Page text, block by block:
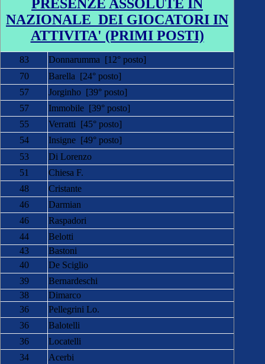
PRESENZE ASSOLUTE IN
NAZIONALE DEI GIOCATORI IN
ATTIVITA' (PRIMI POSTI)
83
Donnarumma [12° posto]
70
Barella [24° posto]
57
Jorginho [39° posto]
57
Immobile [39° posto]
55
Verratti [45° posto]
54
Insigne [49° posto]
53
Di Lorenzo
51
Chiesa F.
48
Cristante
46
Darmian
46
Raspadori
44
Belotti
43
Bastoni
40
De Sciglio
39
Bernardeschi
38
Dimarco
36
Pellegrini Lo.
36
Balotelli
36
Locatelli
34
Acerbi